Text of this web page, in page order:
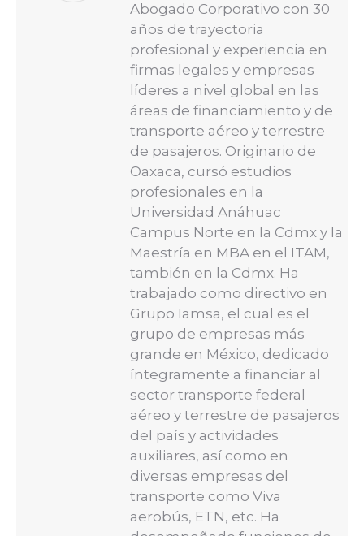
Abogado Corporativo con 30
años de trayectoria
profesional y experiencia en
firmas legales y empresas
líderes a nivel global en las
áreas de financiamiento y de
transporte aéreo y terrestre
de pasajeros. Originario de
Oaxaca, cursó estudios
profesionales en la
Universidad Anáhuac
Campus Norte en la Cdmx y la
Maestría en MBA en el ITAM,
también en la Cdmx. Ha
trabajado como directivo en
Grupo Iamsa, el cual es el
grupo de empresas más
grande en México, dedicado
íntegramente a financiar al
sector transporte federal
aéreo y terrestre de pasajeros
del país y actividades
auxiliares, así como en
diversas empresas del
transporte como Viva
aerobús, ETN, etc. Ha